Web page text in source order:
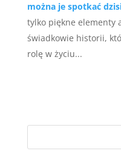
można je spotkać
tylko piękne elementy
świadkowie historii,
rolę w życiu...